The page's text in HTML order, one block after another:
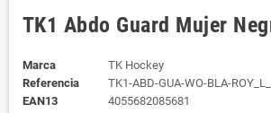
TK1 Abdo Guard Mujer
Marca
TK Hockey
Referencia
TK1-ABD-GUA-WO-BLA-ROY_L_
EAN13
4055682085681